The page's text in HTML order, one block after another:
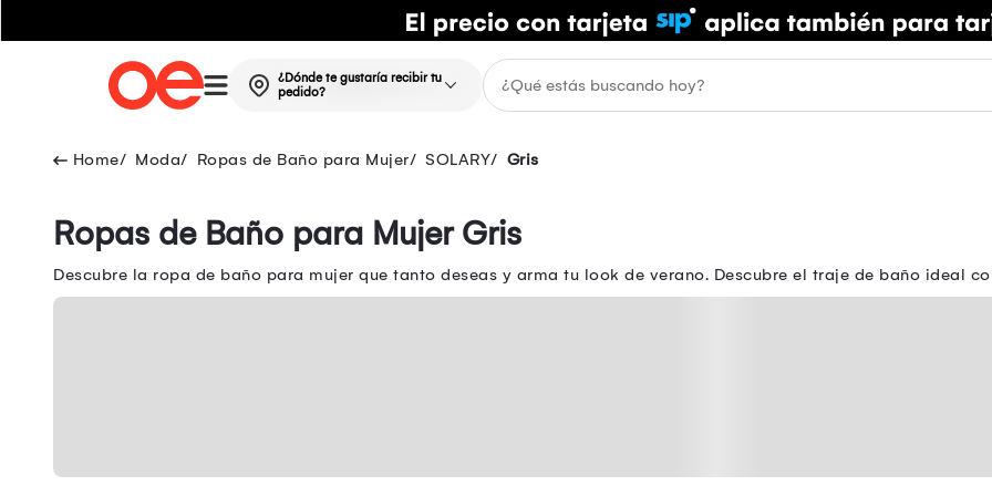
¿Dónde te gustaría recibir tu
pedido?
Moda Ropas de Baño para Mujer SOLARY Gris
Ropas de Baño para Mujer Gris
Descubre la ropa de baño para mujer que tanto deseas y arma tu look de verano. Descubre el traje de baño ideal